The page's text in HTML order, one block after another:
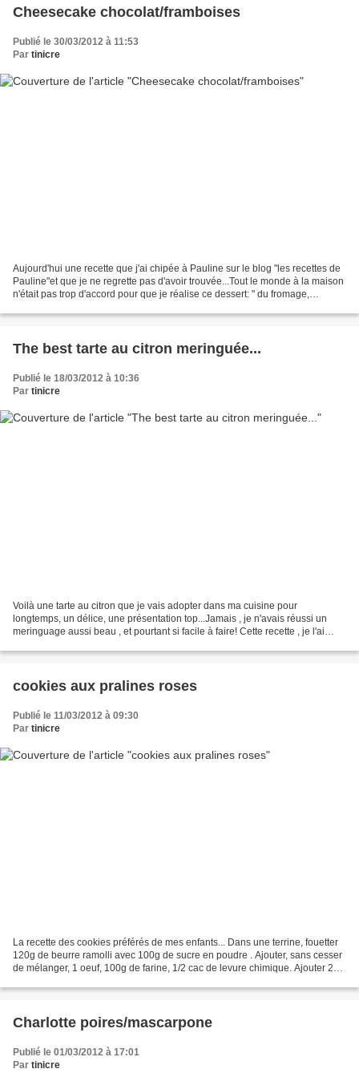
Cheesecake chocolat/framboises
Publié le 30/03/2012 à 11:53
Par tinicre
Aujourd'hui une recette que j'ai chipée à Pauline sur le blog "les recettes de
Pauline"et que je ne regrette pas d'avoir trouvée...Tout le monde à la maison
n'était pas trop d'accord pour que je réalise ce dessert: " du fromage,
The best tarte au citron meringuée...
Publié le 18/03/2012 à 10:36
Par tinicre
Voilà une tarte au citron que je vais adopter dans ma cuisine pour
longtemps, un délice, une présentation top...Jamais , je n'avais réussi un
meringuage aussi beau , et pourtant si facile à faire! Cette recette , je l'ai
cookies aux pralines roses
Publié le 11/03/2012 à 09:30
Par tinicre
La recette des cookies préférés de mes enfants... Dans une terrine, fouetter
120g de beurre ramolli avec 100g de sucre en poudre . Ajouter, sans cesser
de mélanger, 1 oeuf, 100g de farine, 1/2 cac de levure chimique. Ajouter 2
Charlotte poires/mascarpone
Publié le 01/03/2012 à 17:01
Par tinicre